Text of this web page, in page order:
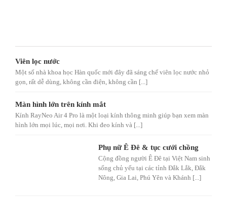
Viên lọc nước
Một số nhà khoa học Hàn quốc mới đây đã sáng chế viên lọc nước nhỏ
gọn, rất dễ dùng, không cần điện, không cần [...]
Màn hình lớn trên kính mắt
Kính RayNeo Air 4 Pro là một loại kính thông minh giúp bạn xem màn
hình lớn mọi lúc, mọi nơi. Khi đeo kính và [...]
Phụ nữ Ê Đê & tục cưới chồng
Cộng đồng người Ê Đê tại Việt Nam sinh
sống chủ yếu tại các tỉnh Đắk Lắk, Đắk
Nông, Gia Lai, Phú Yên và Khánh [...]